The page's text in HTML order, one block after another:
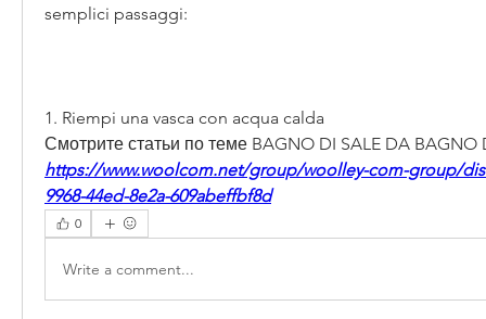
semplici passaggi:
1. Riempi una vasca con acqua calda
Смотрите статьи по теме BAGNO DI SALE DA BAGNO
https://www.woolcom.net/group/woolley-com-group/
9968-44ed-8e2a-609abeffbf8d
0
Write a comment...